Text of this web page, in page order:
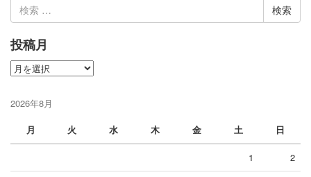
索:
投稿月
投
月
2026年8月
月
火 水 木 金 土 日
1 2